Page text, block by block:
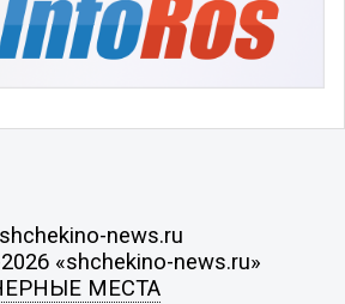
news.ru
«shchekino-news.ru»
МЕСТА